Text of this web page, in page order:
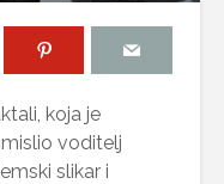
koja je
voditelj
slikar i